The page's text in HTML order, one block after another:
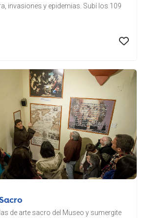
invasiones y epidemias. Subí los 109
de arte sacro del Museo y sumergite